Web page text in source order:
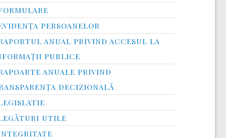
PERSOANELOR
ANUAL PRIVIND ACCESUL LA
PUBLICE
ANUALE PRIVIND
DECIZIONALĂ
UTILE